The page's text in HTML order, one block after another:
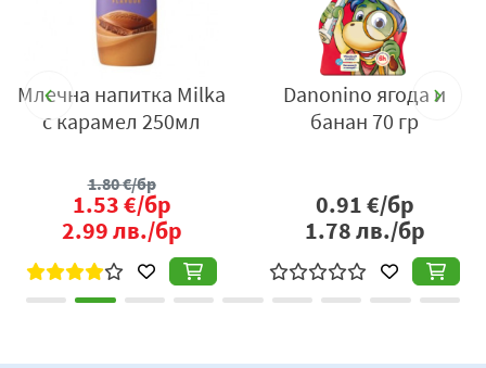
Млечна напитка Мilka
с карамел 250мл
1.80€/бр
1.53€/бр
2.99лв./бр
Danonino ягода и
банан 70 гр
0.91€/бр
1.78лв./бр